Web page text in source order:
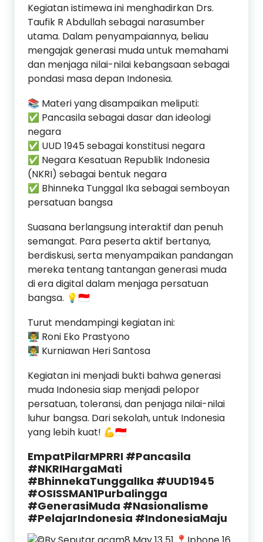
Kegiatan istimewa ini menghadirkan Drs.
Taufik R Abdullah sebagai narasumber
utama. Dalam penyampaiannya, beliau
mengajak generasi muda untuk memahami
dan menjaga nilai-nilai kebangsaan sebagai
pondasi masa depan Indonesia.
📚 Materi yang disampaikan meliputi:
✅ Pancasila sebagai dasar dan ideologi
negara
✅ UUD 1945 sebagai konstitusi negara
✅ Negara Kesatuan Republik Indonesia
(NKRI) sebagai bentuk negara
✅ Bhinneka Tunggal Ika sebagai semboyan
persatuan bangsa
Suasana berlangsung interaktif dan penuh
semangat. Para peserta aktif bertanya,
berdiskusi, serta menyampaikan pandangan
mereka tentang tantangan generasi muda
di era digital dalam menjaga persatuan
bangsa. 💡🇮🇩
Turut mendampingi kegiatan ini:
👨‍🏫 Roni Eko Prastyono
👨‍🏫 Kurniawan Heri Santosa
Kegiatan ini menjadi bukti bahwa generasi
muda Indonesia siap menjadi pelopor
persatuan, toleransi, dan penjaga nilai-nilai
luhur bangsa. Dari sekolah, untuk Indonesia
yang lebih kuat! 💪🇮🇩
EmpatPilarMPRRI #Pancasila
#NKRIHargaMati
#BhinnekaTunggalIka #UUD1945
#OSISSMAN1Purbalingga
#GenerasiMuda #Nasionalisme
#PelajarIndonesia #IndonesiaMaju